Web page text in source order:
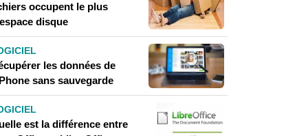
occupent le plus
disque
les données de
sans sauvegarde
est la différence entre